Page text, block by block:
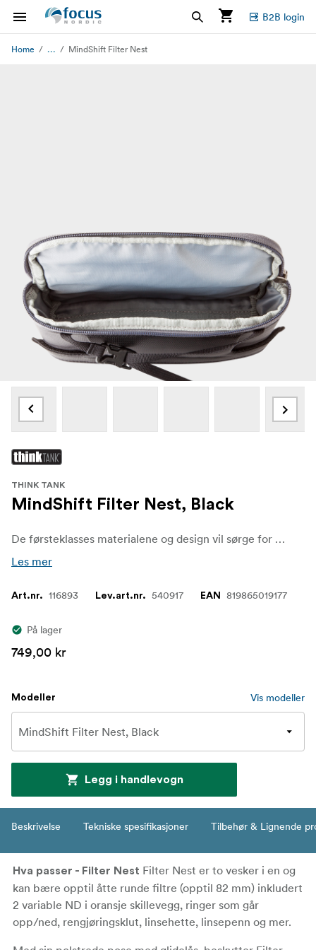
B2B login
Home ... MindShift Filter Nest
THINK TANK
MindShift Filter Nest, Black
De førsteklasses materialene og design vil sørge for at fotografene vil ha en utmerket løsning for å filtrere lagring i mange år framover.
Les mer
Art.nr. 116893 Lev.art.nr. 540917 EAN 819865019177
På lager
749,00 kr
Modeller Vis modeller
Legg i handlevogn
Beskrivelse Tekniske spesifikasjoner Tilbehør & Lignende
Hva passer - Filter Nest Filter Nest er to vesker i en og
kan bære opptil åtte runde filtre (opptil 82 mm) inkludert
2 variable ND i oransje skillevegg, ringer som går
opp/ned, rengjøringsklut, linsehette, linsepenn og mer.